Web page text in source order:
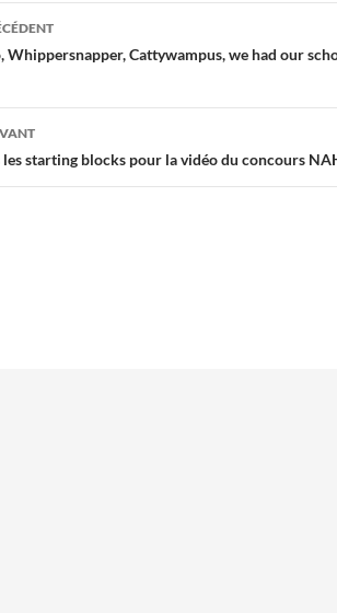
Whippersnapper, Cattywampus, we had our
les starting blocks pour la vidéo du concours